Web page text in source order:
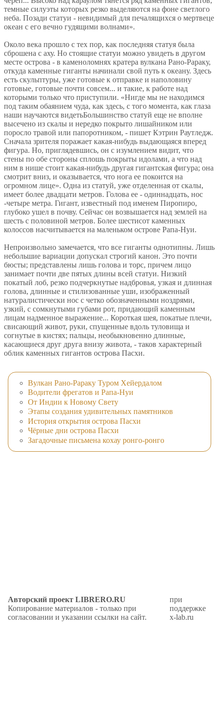
темные силуэты которых резко выделяются на фоне светлого
неба. Позади статуи - невидимый для печалящихся о мертвеце
океан с его вечно гудящими волнами».
Около века прошло с тех пор, как последняя статуя была
сброшена с аху. Но стоящие статуи можно увидеть в другом
месте острова - в каменоломнях кратера вулкана Рано-Рараку,
откуда каменные гиганты начинали свой путь к океану. Здесь
есть скульптуры, уже готовые к отправке и наполовину
готовые, готовые почти совсем... и такие, к работе над
которыми только что приступили. «Нигде мы не находимся
под таким обаянием чуда, как здесь, с того момента, как глаза
наши научаются видетьБольшинство статуй еще не вполне
высечено из скалы и нередко покрыто лишайником или
поросло травой или папоротником, - пишет Кэтрин Раутледж.
Сначала зрителя поражает какая-нибудь выдающаяся вперед
фигура. Но, приглядевшись, он с изумлением видит, что
стены по обе стороны сплошь покрыты идолами, а что над
ним в нише стоит какая-нибудь другая гигантская фигура; она
смотрит вниз, и оказывается, что нога ее покоится на
огромном лице». Одна из статуй, уже отделенная от скалы,
имеет более двадцати метров. Голова ее - одиннадцать, нос
-четыре метра. Гигант, известный под именем Пиропиро,
глубоко ушел в почву. Сейчас он возвышается над землей на
шесть с половиной метров. Более шестисот каменных
колоссов насчитывается на маленьком острове Рапа-Нуи.
Непроизвольно замечается, что все гиганты однотипны. Лишь
небольшие вариации допускал строгий канон. Это почти
бюсты; представлены лишь голова и торс, причем лицо
занимает почти две пятых длины всей статуи. Низкий
покатый лоб, резко подчеркнутые надбровья, узкая и длинная
голова, длинные и стилизованные уши, изображенный
натуралистически нос с четко обозначенными ноздрями,
узкий, с сомкнутыми губами рот, придающий каменным
лицам надменное выражение... Короткая шея, покатые плечи,
свисающий живот, руки, спущенные вдоль туловища и
согнутые в кистях; пальцы, необыкновенно длинные,
касающиеся друг друга внизу живота, - таков характерный
облик каменных гигантов острова Пасхи.
Вулкан Рано-Рараку Туром Хейердалом
Водители фрегатов и Рапа-Нуи
От Индии к Новому Свету
Этапы создания удивительных памятников
История открытия острова Пасхи
Чёрные дни острова Пасхи
Загадочные письмена кохау ронго-ронго
Авторский проект LIBRERO.RU
Копирование материалов - только при
согласовании и указании ссылки на сайт.
при
поддержке
x-lab.ru